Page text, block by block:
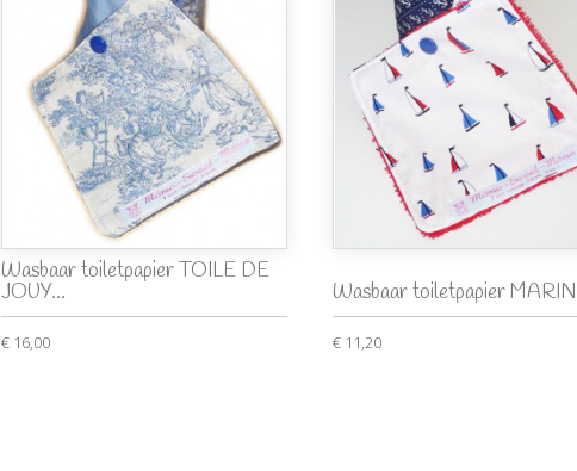
Wasbaar toiletpapier TOILE DE
JOUY...
€ 16,00
Wasbaar toiletpapier
€ 11,20